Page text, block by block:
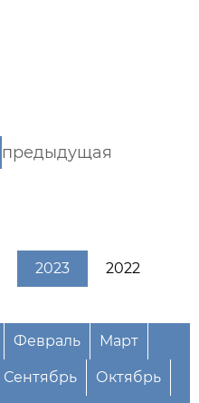
предыдущая
2023 2022
Февраль Март
Сентябрь Октябрь